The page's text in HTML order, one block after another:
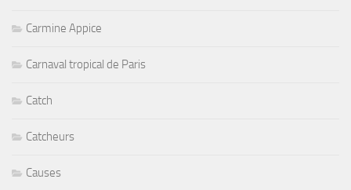
Carmine Appice
Carnaval tropical de Paris
Catch
Catcheurs
Causes